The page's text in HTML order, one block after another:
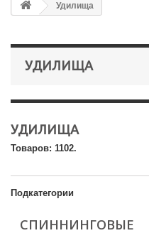
Удилища
УДИЛИЩА
УДИЛИЩА
Товаров: 1102.
Подкатегории
СПИННИНГОВЫЕ